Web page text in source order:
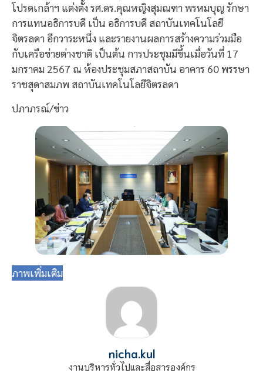
โปรดเกล้าฯ แต่งตั้ง รศ.ดร.คุณหญิงสุมณฑา พรหมบุญ รักษา
การแทนอธิการบดี เป็น อธิการบดี สถาบันเทคโนโลยี
จิตรลดา อีกวาระหนึ่ง และรายงานผลการสร้างความร่วมมือ
กับเครือข่ายต่างชาติ เป็นต้น การประชุมมีขึ้นเมื่อวันที่ 17
มกราคม 2567 ณ ห้องประชุมสภาสถาบัน อาคาร 60 พรรษา
ราชสุดาสมภพ สถาบันเทคโนโลยีจิตรลดา
ปภาภรณ์/ข่าว
ภาพเพิ่มเติม
nicha.kul
งานบริหารทั่วไปและสื่อสารองค์กร